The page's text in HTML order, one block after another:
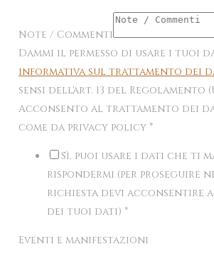
Note / Commenti
Dammi il permesso di usare i tuoi
informativa sul trattamento dei
sensi dell'art. 13 del Regolamento
Acconsento al trattamento dei
come da privacy policy *
Sì, puoi usare i dati che ti
rispondermi (per proseguire
richiesta devi acconsentire
dei tuoi dati) *
Eventi e manifestazioni